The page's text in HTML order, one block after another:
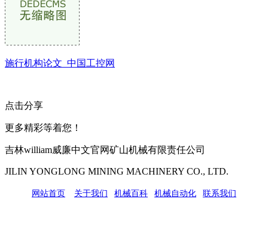
施行机构论文_中国工控网
点击分享
更多精彩等着您！
吉林william威廉中文官网矿山机械有限责任公司
JILIN YONGLONG MINING MACHINERY CO., LTD.
网站首页 关于我们 机械百科 机械自动化 联系我们